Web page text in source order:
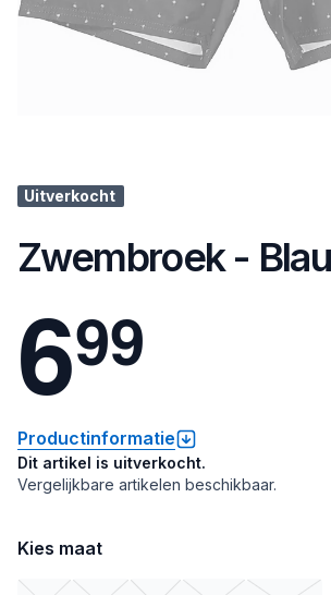
Uitverkocht
Zwembroek -
699
Productinformatie
Dit artikel is uitverkocht.
Vergelijkbare artikelen beschikbaar.
Kies maat